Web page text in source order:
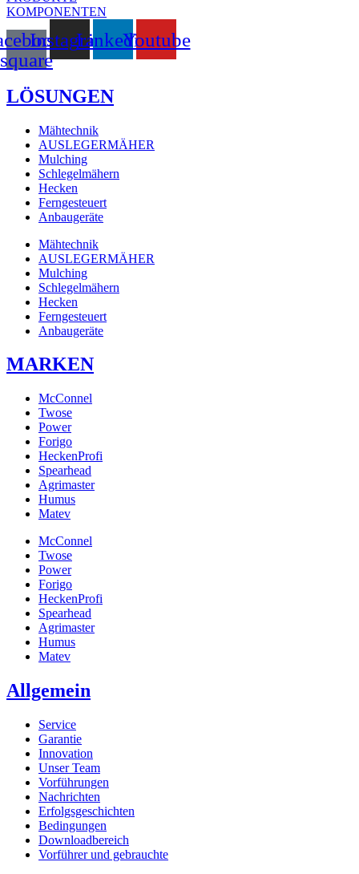
KOMPONENTEN
square
InstagramLinkedinYoutube
LÖSUNGEN
Mähtechnik
AUSLEGERMÄHER
Mulching
Schlegelmähern
Hecken
Ferngesteuert
Anbaugeräte
Mähtechnik
AUSLEGERMÄHER
Mulching
Schlegelmähern
Hecken
Ferngesteuert
Anbaugeräte
MARKEN
McConnel
Twose
Power
Forigo
HeckenProfi
Spearhead
Agrimaster
Humus
Matev
McConnel
Twose
Power
Forigo
HeckenProfi
Spearhead
Agrimaster
Humus
Matev
Allgemein
Service
Garantie
Innovation
Unser Team
Vorführungen
Nachrichten
Erfolgsgeschichten
Bedingungen
Downloadbereich
Vorführer und gebrauchte